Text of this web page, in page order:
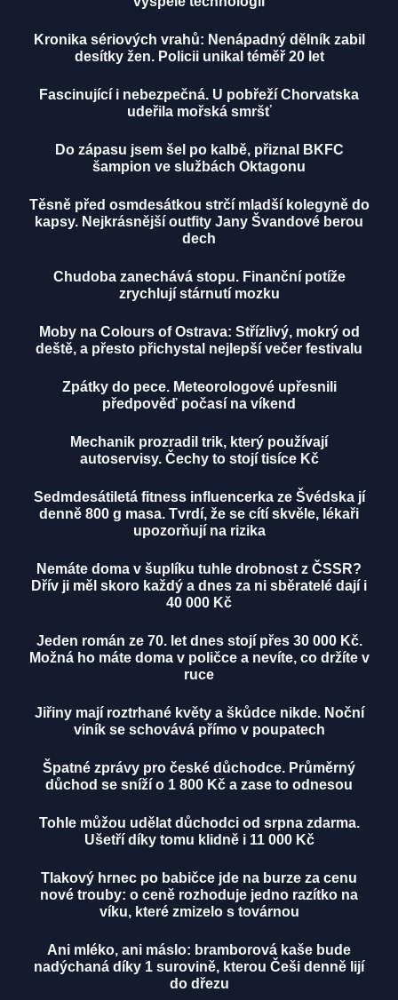
Kronika sériových vrahů: Nenápadný dělník zabil
desítky žen. Policii unikal téměř 20 let
Fascinující i nebezpečná. U pobřeží Chorvatska
udeřila mořská smršť
Do zápasu jsem šel po kalbě, přiznal BKFC
šampion ve službách Oktagonu
Těsně před osmdesátkou strčí mladší kolegyně do
kapsy. Nejkrásnější outfity Jany Švandové berou
dech
Chudoba zanechává stopu. Finanční potíže
zrychlují stárnutí mozku
Moby na Colours of Ostrava: Střízlivý, mokrý od
deště, a přesto přichystal nejlepší večer festivalu
Zpátky do pece. Meteorologové upřesnili
předpověď počasí na víkend
Mechanik prozradil trik, který používají
autoservisy. Čechy to stojí tisíce Kč
Sedmdesátiletá fitness influencerka ze Švédska jí
denně 800 g masa. Tvrdí, že se cítí skvěle, lékaři
upozorňují na rizika
Nemáte doma v šuplíku tuhle drobnost z ČSSR?
Dřív ji měl skoro každý a dnes za ni sběratelé dají i
40 000 Kč
Jeden román ze 70. let dnes stojí přes 30 000 Kč.
Možná ho máte doma v poličce a nevíte, co držíte v
ruce
Jiřiny mají roztrhané květy a škůdce nikde. Noční
viník se schovává přímo v poupatech
Špatné zprávy pro české důchodce. Průměrný
důchod se sníží o 1 800 Kč a zase to odnesou
Tohle můžou udělat důchodci od srpna zdarma.
Ušetří díky tomu klidně i 11 000 Kč
Tlakový hrnec po babičce jde na burze za cenu
nové trouby: o ceně rozhoduje jedno razítko na
víku, které zmizelo s továrnou
Ani mléko, ani máslo: bramborová kaše bude
nadýchaná díky 1 surovině, kterou Češi denně lijí
do dřezu